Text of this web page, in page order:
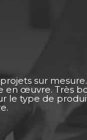
sur
en œuvre. Très
le type de